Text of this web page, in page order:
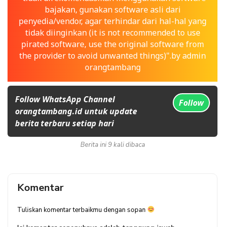
bajakan, gunakan software asli dari
penyedia/vendor, agar terhindar dari hal-hal yang
tidak diinginkan (it is not recommended to use
pirated software, use the original software from
the provider to avoid unwanted things)".by admin
orangtambang
Follow WhatsApp Channel
orangtambang.id untuk update
berita terbaru setiap hari
Follow
Berita ini 9 kali dibaca
Komentar
Tuliskan komentar terbaikmu dengan sopan